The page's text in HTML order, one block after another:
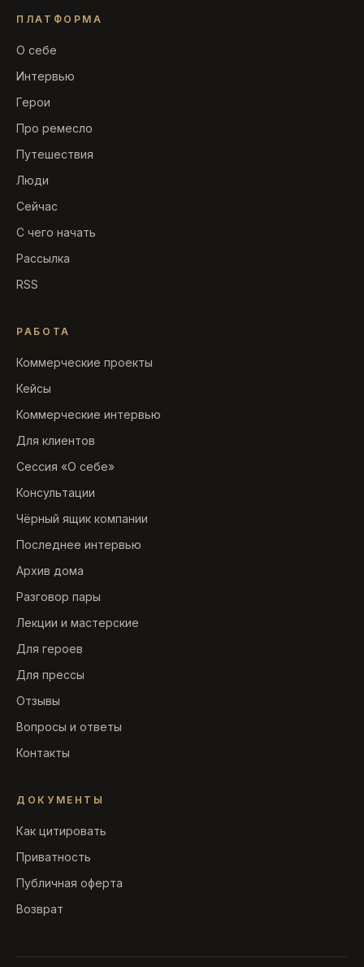
ПЛАТФОРМА
О себе
Интервью
Герои
Про ремесло
Путешествия
Люди
Сейчас
С чего начать
Рассылка
RSS
РАБОТА
Коммерческие проекты
Кейсы
Коммерческие интервью
Для клиентов
Сессия «О себе»
Консультации
Чёрный ящик компании
Последнее интервью
Архив дома
Разговор пары
Лекции и мастерские
Для героев
Для прессы
Отзывы
Вопросы и ответы
Контакты
ДОКУМЕНТЫ
Как цитировать
Приватность
Публичная оферта
Возврат